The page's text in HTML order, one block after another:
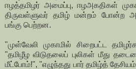
ஈழத்தமிழர் அமைப்பு, ஈழஅகதிகள்
திருவள்ளுவர் தமிழ் மன்றம் போன்ற
பங்கு பெற்றன.
"முள்வேலி முகாமில் சிறைபட்ட
"தமிழீழ விடுதலைப் புலிகள் மீது
மீட்போம்!", "எழுந்தது பார் தமிழ்த்